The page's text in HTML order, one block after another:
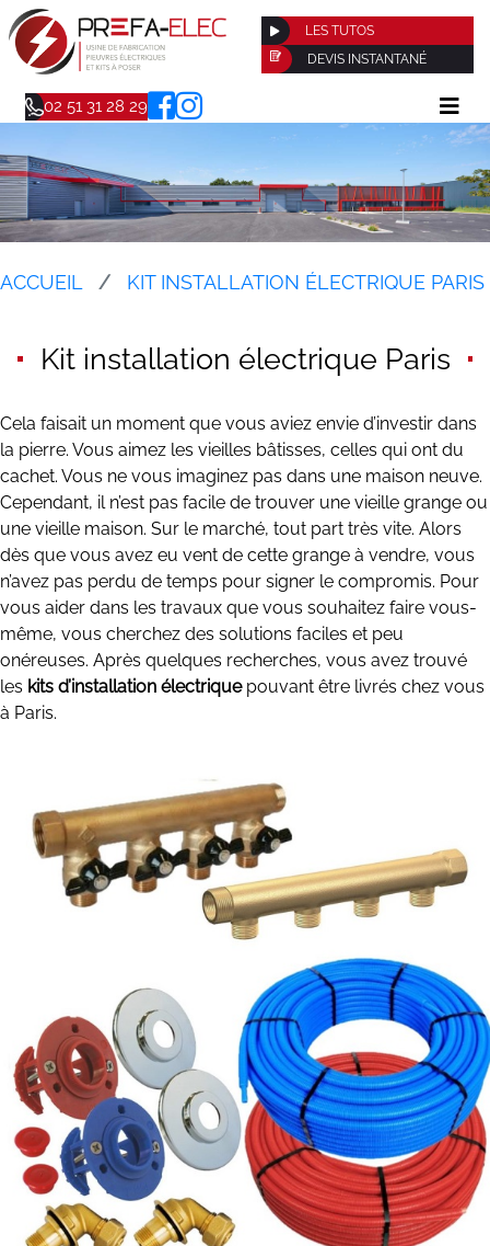
LES TUTOS
DEVIS INSTANTANÉ
02 51 31 28 29
ACCUEIL KIT INSTALLATION ÉLECTRIQUE PARIS
Kit installation électrique Paris
Cela faisait un moment que vous aviez envie d’investir dans
la pierre. Vous aimez les vieilles bâtisses, celles qui ont du
cachet. Vous ne vous imaginez pas dans une maison neuve.
Cependant, il n’est pas facile de trouver une vieille grange ou
une vieille maison. Sur le marché, tout part très vite. Alors
dès que vous avez eu vent de cette grange à vendre, vous
n’avez pas perdu de temps pour signer le compromis. Pour
vous aider dans les travaux que vous souhaitez faire vous-
même, vous cherchez des solutions faciles et peu
onéreuses. Après quelques recherches, vous avez trouvé
les kits d’installation électriquepouvant être livrés chez vous
à Paris.